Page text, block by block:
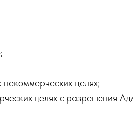
целях;
целях с разрешения